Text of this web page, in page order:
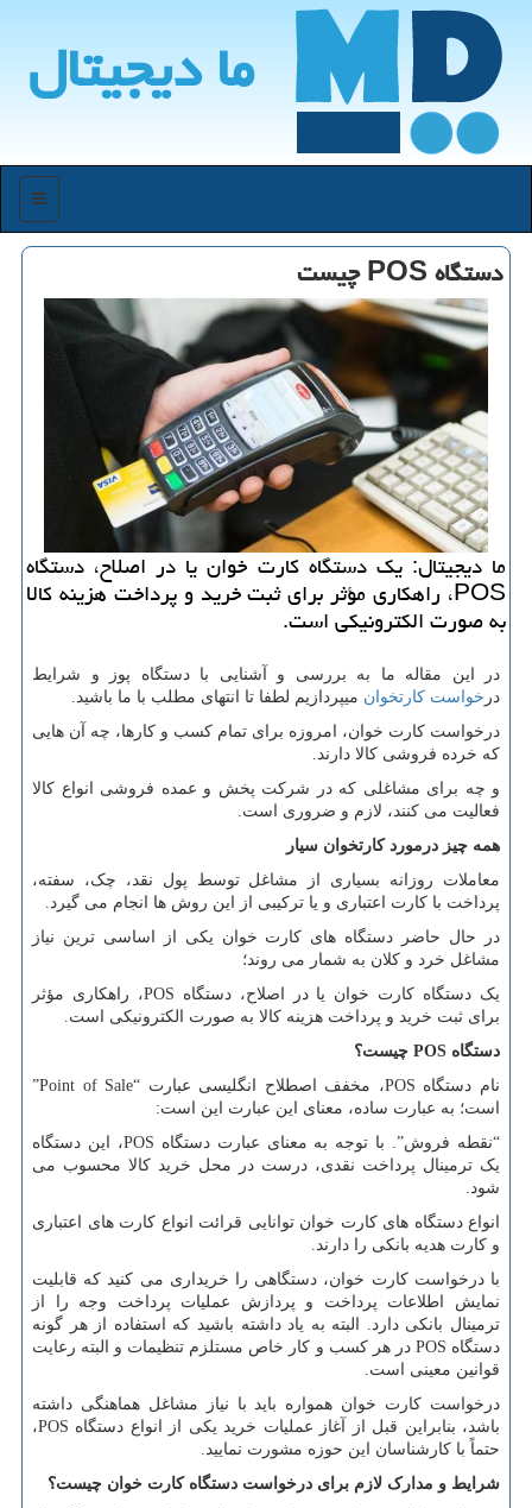
ما دیجیتال
منو
دستگاه POS چیست
ما دیجیتال: یك دستگاه كارت خوان یا در اصلاح، دستگاه
POS، راهكاری مؤثر برای ثبت خرید و پرداخت هزینه كالا
به صورت الكترونیكی است.
در این مقاله ما به بررسی و آشنایی با دستگاه پوز و شرایط
در خواست کارتخوان میپردازیم لطفا تا انتهای مطلب با ما باشید.
درخواست کارت خوان، امروزه برای تمام کسب و کارها، چه آن هایی
که خرده فروشی کالا دارند.
و چه برای مشاغلی که در شرکت پخش و عمده فروشی انواع کالا
فعالیت می کنند، لازم و ضروری است.
همه چیز درمورد کارتخوان سیار
معاملات روزانه بسیاری از مشاغل توسط پول نقد، چک، سفته،
پرداخت با کارت اعتباری و یا ترکیبی از این روش ها انجام می گیرد.
در حال حاضر دستگاه های کارت خوان یکی از اساسی ترین نیاز
مشاغل خرد و کلان به شمار می روند؛
یک دستگاه کارت خوان یا در اصلاح، دستگاه POS، راهکاری مؤثر
برای ثبت خرید و پرداخت هزینه کالا به صورت الکترونیکی است.
دستگاه POS چیست؟
نام دستگاه POS، مخفف اصطلاح انگلیسی عبارت “Point of Sale
”
است؛ به عبارت ساده، معنای این عبارت این است:
“نقطه فروش”. با توجه به معنای عبارت دستگاه POS، این دستگاه
یک ترمینال پرداخت نقدی، درست در محل خرید کالا محسوب می
شود.
انواع دستگاه های کارت خوان توانایی قرائت انواع کارت های اعتباری
و کارت هدیه بانکی را دارند.
با درخواست کارت خوان، دستگاهی را خریداری می کنید که قابلیت
نمایش اطلاعات پرداخت و پردازش عملیات پرداخت وجه را از
ترمینال بانکی دارد. البته به یاد داشته باشید که استفاده از هر گونه
دستگاه POS در هر کسب و کار خاص مستلزم تنظیمات و البته رعایت
قوانین معینی است.
درخواست کارت خوان همواره باید با نیاز مشاغل هماهنگی داشته
باشد، بنابراین قبل از آغاز عملیات خرید یکی از انواع دستگاه POS،
حتماً با کارشناسان این حوزه مشورت نمایید.
شرایط و مدارک لازم برای درخواست دستگاه کارت خوان چیست؟